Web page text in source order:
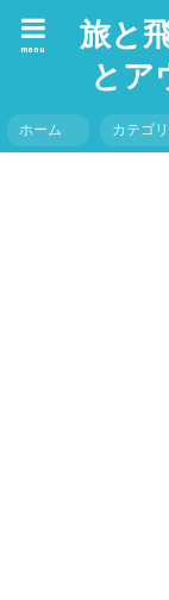
旅と
とア
menu
ホーム カテゴ